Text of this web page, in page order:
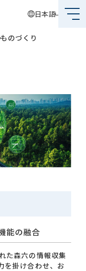
日本語
ものづくり
能の融合
た森六の情報収集
を掛け合わせ、お